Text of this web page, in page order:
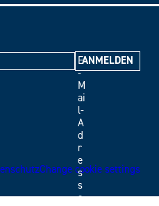
E
-
M
ai
l-
A
d
r
e
s
s
e
Change cookie settings